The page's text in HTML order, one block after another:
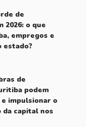
de
2026: o que
empregos e
estado?
de
podem
impulsionar o
capital nos